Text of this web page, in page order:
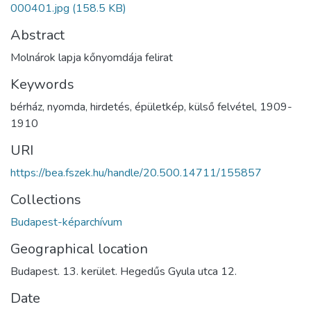
000401.jpg (158.5 KB)
Abstract
Molnárok lapja kőnyomdája felirat
Keywords
bérház, nyomda, hirdetés, épületkép, külső felvétel, 1909-
1910
URI
https://bea.fszek.hu/handle/20.500.14711/155857
Collections
Budapest-képarchívum
Geographical location
Budapest. 13. kerület. Hegedűs Gyula utca 12.
Date